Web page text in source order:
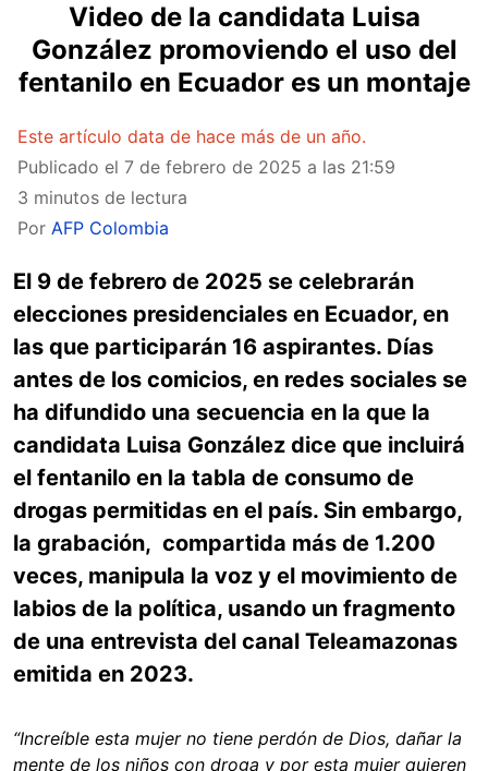
Video de la candidata Luisa
González promoviendo el uso del
fentanilo en Ecuador es un montaje
Este artículo data de hace más de un año.
Publicado el 7 de febrero de 2025 a las 21:59
3 minutos de lectura
Por AFP Colombia
El 9 de febrero de 2025 se celebrarán
elecciones presidenciales en Ecuador, en
las que participarán 16 aspirantes. Días
antes de los comicios, en redes sociales se
ha difundido una secuencia en la que la
candidata Luisa González dice que incluirá
el fentanilo en la tabla de consumo de
drogas permitidas en el país. Sin embargo,
la grabación, compartida más de 1.200
veces, manipula la voz y el movimiento de
labios de la política, usando un fragmento
de una entrevista del canal Teleamazonas
emitida en 2023.
“Increíble esta mujer no tiene perdón de Dios, dañar la
mente de los niños con droga y por esta mujer quieren